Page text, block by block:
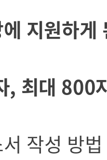
지원하게
, 최대 800
작성 방